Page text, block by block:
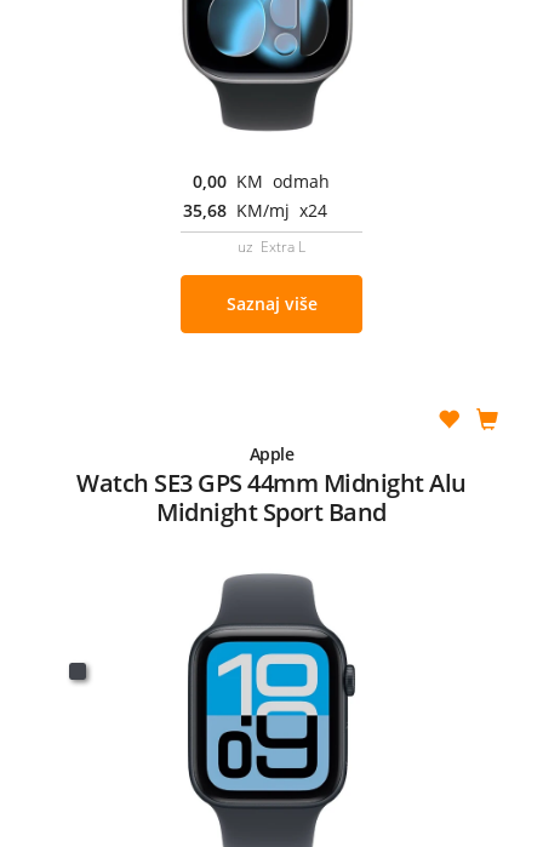
0,00 KM odmah
35,68 KM/mj x24
uz Extra L
Saznaj više
Apple
Watch SE3 GPS 44mm Midnight Alu
Midnight Sport Band